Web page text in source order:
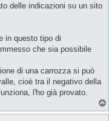
delle indicazioni su un sito
in questo tipo di
che sia possibile
di una carrozza si può
cioè tra il negativo della
l'ho già provato.